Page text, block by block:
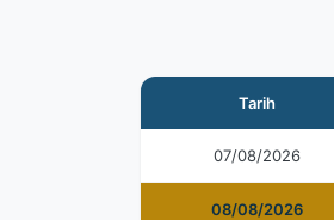
Tarih
07/08/2026
08/08/2026